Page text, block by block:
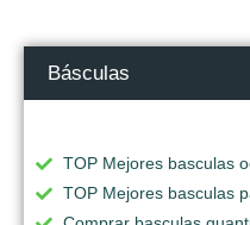
Básculas
TOP Mejores basculas
TOP Mejores basculas